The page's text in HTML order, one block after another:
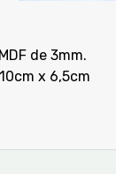
de 3mm.
x 6,5cm